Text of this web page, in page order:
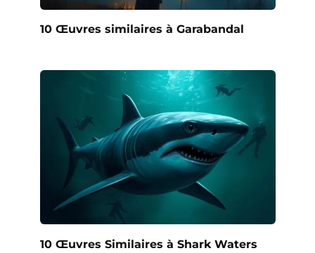
10 Œuvres similaires à Garabandal
10 Œuvres Similaires à Shark Waters